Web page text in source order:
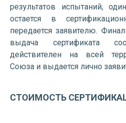
результатов испытаний,
остается в
передается заявителю.
выдача сертификата
действителен на всей
Союза и выдается лично
СТОИМОСТЬ